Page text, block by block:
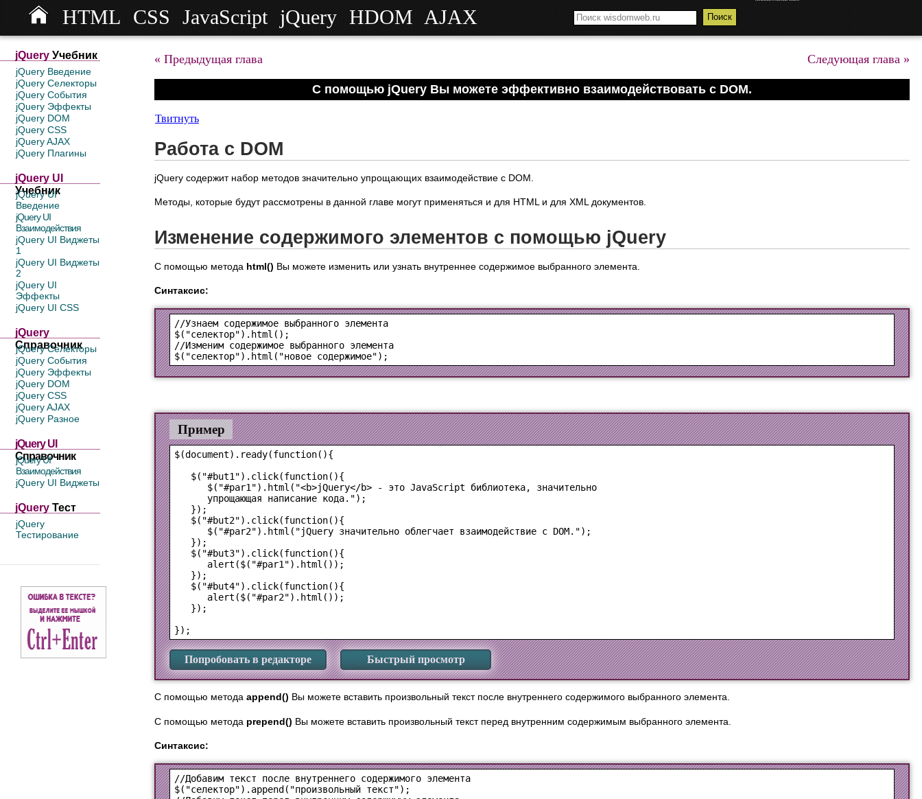
HTML CSS JavaScript jQuery HDOM AJAX
jQuery Учебник
jQuery Введение
jQuery Селекторы
jQuery События
jQuery Эффекты
jQuery DOM
jQuery CSS
jQuery AJAX
jQuery Плагины
jQuery UI
Учебник
jQuery UI
Введение
jQuery UI
Взаимодействия
jQuery UI Виджеты
1
jQuery UI Виджеты
2
jQuery UI
Эффекты
jQuery UI CSS
jQuery
Справочник
jQuery Селекторы
jQuery События
jQuery Эффекты
jQuery DOM
jQuery CSS
jQuery AJAX
jQuery Разное
jQuery UI
Справочник
jQuery UI
Взаимодействия
jQuery UI Виджеты
jQuery Тест
jQuery
Тестирование
« Предыдущая глава Следующая глава »
С помощью jQuery Вы можете эффективно взаимодействовать с DOM.
Твитнуть
Работа с DOM
jQuery содержит набор методов значительно упрощающих взаимодействие с DOM.
Методы, которые будут рассмотрены в данной главе могут применяться и для HTML и для XML документов.
Изменение содержимого элементов с помощью jQuery
С помощью метода html() Вы можете изменить или узнать внутреннее содержимое выбранного элемента.
Синтаксис:
$("селектор").html();
$("селектор").html("новое содержимое");
Пример
$(document).ready(function(){
   $("#but1").click(function(){
      $("#par1").html("<b>jQuery</b> - это JavaScript библиотека, значительно
      упрощающая написание кода.");
   });
   $("#but2").click(function(){
      $("#par2").html("jQuery значительно облегчает взаимодействие с DOM.");
   });
   $("#but3").click(function(){
      alert($("#par1").html());
   });
   $("#but4").click(function(){
      alert($("#par2").html());
   });
Попробовать в редакторе Быстрый просмотр
С помощью метода append() Вы можете вставить произвольный текст после внутреннего содержимого выбранного элемента.
С помощью метода prepend() Вы можете вставить произвольный текст перед внутренним содержимым выбранного элемента.
Синтаксис:
$("селектор").append("произвольный текст");